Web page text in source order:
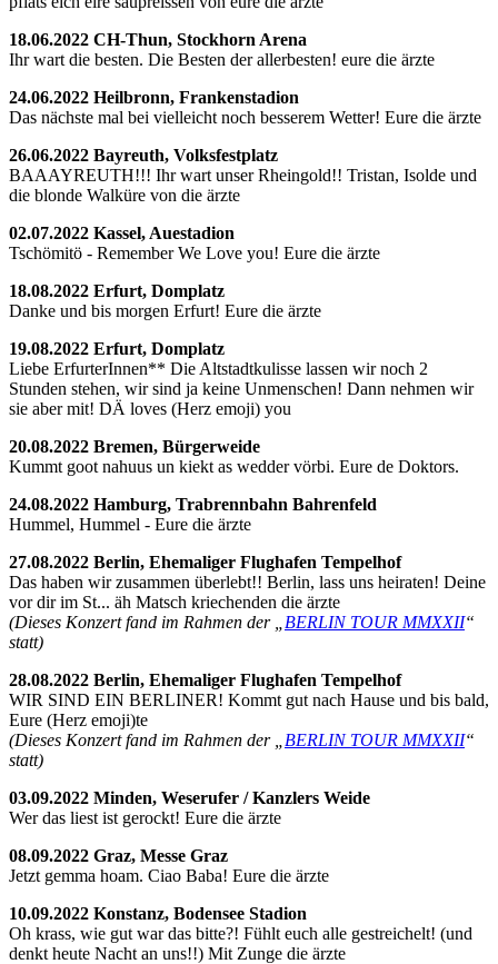
18.06.2022 CH-Thun, Stockhorn Arena
Ihr wart die besten. Die Besten der allerbesten! eure die ärzte
24.06.2022 Heilbronn, Frankenstadion
Das nächste mal bei vielleicht noch besserem Wetter! Eure die ärzte
26.06.2022 Bayreuth, Volksfestplatz
BAAAYREUTH!!! Ihr wart unser Rheingold!! Tristan, Isolde und
die blonde Walküre von die ärzte
02.07.2022 Kassel, Auestadion
Tschömitö - Remember We Love you! Eure die ärzte
18.08.2022 Erfurt, Domplatz
Danke und bis morgen Erfurt! Eure die ärzte
19.08.2022 Erfurt, Domplatz
Liebe ErfurterInnen** Die Altstadtkulisse lassen wir noch 2
Stunden stehen, wir sind ja keine Unmenschen! Dann nehmen wir
sie aber mit! DÄ loves (Herz emoji) you
20.08.2022 Bremen, Bürgerweide
Kummt goot nahuus un kiekt as wedder vörbi. Eure de Doktors.
24.08.2022 Hamburg, Trabrennbahn Bahrenfeld
Hummel, Hummel - Eure die ärzte
27.08.2022 Berlin, Ehemaliger Flughafen Tempelhof
Das haben wir zusammen überlebt!! Berlin, lass uns heiraten! Deine
vor dir im St... äh Matsch kriechenden die ärzte
(Dieses Konzert fand im Rahmen der „ BERLIN TOUR MMXXII“
statt)
28.08.2022 Berlin, Ehemaliger Flughafen Tempelhof
WIR SIND EIN BERLINER! Kommt gut nach Hause und bis bald,
Eure (Herz emoji)te
(Dieses Konzert fand im Rahmen der „ BERLIN TOUR MMXXII“
statt)
03.09.2022 Minden, Weserufer / Kanzlers Weide
Wer das liest ist gerockt! Eure die ärzte
08.09.2022 Graz, Messe Graz
Jetzt gemma hoam. Ciao Baba! Eure die ärzte
10.09.2022 Konstanz, Bodensee Stadion
Oh krass, wie gut war das bitte?! Fühlt euch alle gestreichelt! (und
denkt heute Nacht an uns!!) Mit Zunge die ärzte